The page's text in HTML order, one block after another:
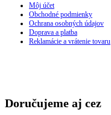
Môj účet
Obchodné podmienky
Ochrana osobných údajov
Doprava a platba
Reklamácie a vrátenie tovaru
Doručujeme aj cez